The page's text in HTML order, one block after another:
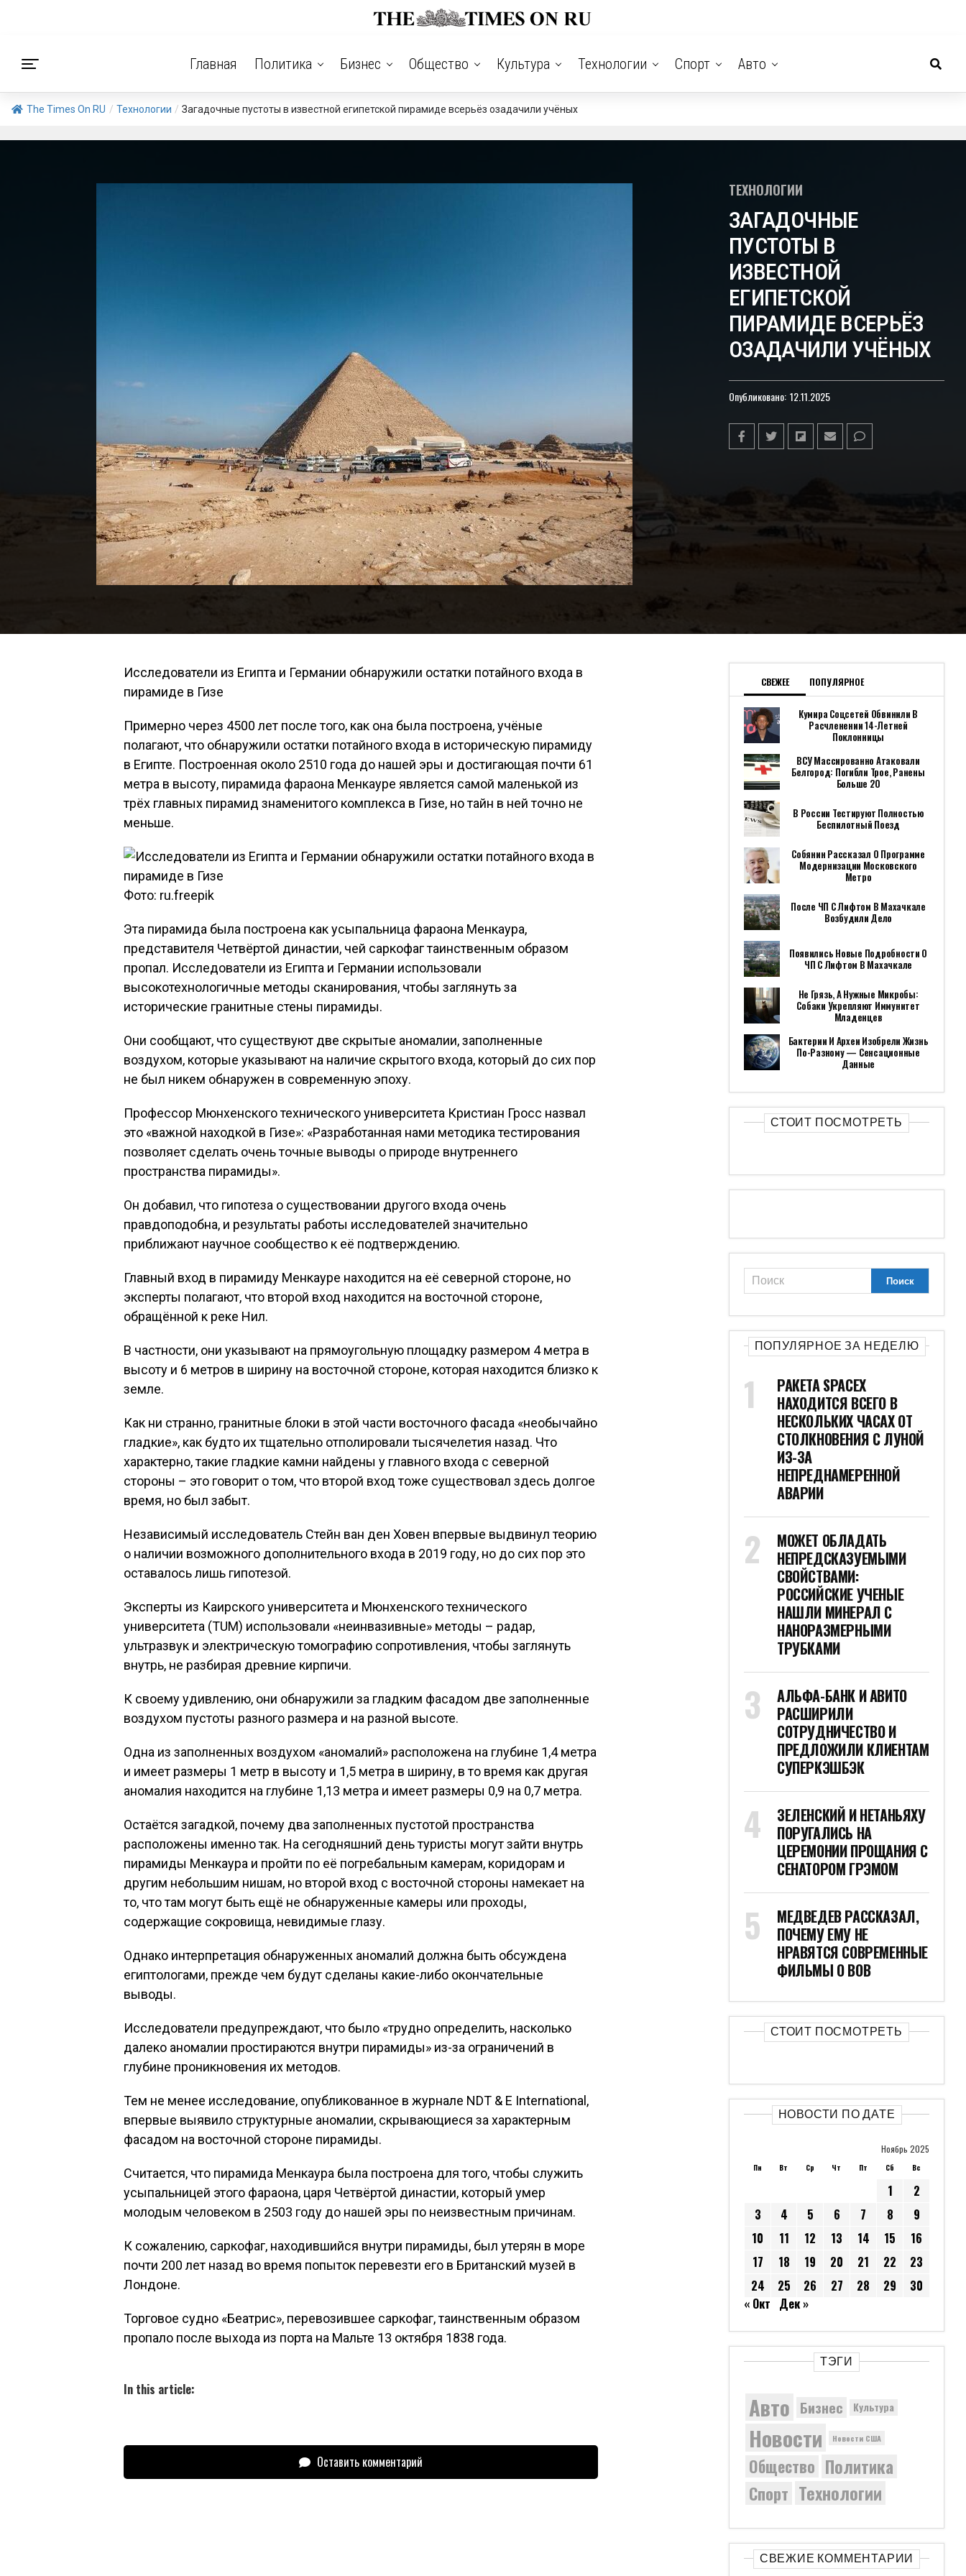
Главная Политика Бизнес Общество Культура Технологии Спорт Авто
The Times On RU / Технологии / Загадочные пустоты в известной египетской пирамиде всерьёз озадачили учёных
ТЕХНОЛОГИИ
ЗАГАДОЧНЫЕ
ПУСТОТЫ В
ИЗВЕСТНОЙ
ЕГИПЕТСКОЙ
ПИРАМИДЕ ВСЕРЬЁЗ
ОЗАДАЧИЛИ УЧЁНЫХ
Опубликовано: 12.11.2025
Исследователи из Египта и Германии обнаружили остатки потайного входа в
пирамиде в Гизе
Примерно через 4500 лет после того, как она была построена, учёные
полагают, что обнаружили остатки потайного входа в историческую пирамиду
в Египте. Построенная около 2510 года до нашей эры и достигающая почти 61
метра в высоту, пирамида фараона Менкауре является самой маленькой из
трёх главных пирамид знаменитого комплекса в Гизе, но тайн в ней точно не
меньше.
Фото: ru.freepik
Эта пирамида была построена как усыпальница фараона Менкаура,
представителя Четвёртой династии, чей саркофаг таинственным образом
пропал. Исследователи из Египта и Германии использовали
высокотехнологичные методы сканирования, чтобы заглянуть за
исторические гранитные стены пирамиды.
Они сообщают, что существуют две скрытые аномалии, заполненные
воздухом, которые указывают на наличие скрытого входа, который до сих пор
не был никем обнаружен в современную эпоху.
Профессор Мюнхенского технического университета Кристиан Гросс назвал
это «важной находкой в Гизе»: «Разработанная нами методика тестирования
позволяет сделать очень точные выводы о природе внутреннего
пространства пирамиды».
Он добавил, что гипотеза о существовании другого входа очень
правдоподобна, и результаты работы исследователей значительно
приближают научное сообщество к её подтверждению.
Главный вход в пирамиду Менкауре находится на её северной стороне, но
эксперты полагают, что второй вход находится на восточной стороне,
обращённой к реке Нил.
В частности, они указывают на прямоугольную площадку размером 4 метра в
высоту и 6 метров в ширину на восточной стороне, которая находится близко к
земле.
Как ни странно, гранитные блоки в этой части восточного фасада «необычайно
гладкие», как будто их тщательно отполировали тысячелетия назад. Что
характерно, такие гладкие камни найдены у главного входа с северной
стороны – это говорит о том, что второй вход тоже существовал здесь долгое
время, но был забыт.
Независимый исследователь Стейн ван ден Ховен впервые выдвинул теорию
о наличии возможного дополнительного входа в 2019 году, но до сих пор это
оставалось лишь гипотезой.
Эксперты из Каирского университета и Мюнхенского технического
университета (TUM) использовали «неинвазивные» методы – радар,
ультразвук и электрическую томографию сопротивления, чтобы заглянуть
внутрь, не разбирая древние кирпичи.
К своему удивлению, они обнаружили за гладким фасадом две заполненные
воздухом пустоты разного размера и на разной высоте.
Одна из заполненных воздухом «аномалий» расположена на глубине 1,4 метра
и имеет размеры 1 метр в высоту и 1,5 метра в ширину, в то время как другая
аномалия находится на глубине 1,13 метра и имеет размеры 0,9 на 0,7 метра.
Остаётся загадкой, почему два заполненных пустотой пространства
расположены именно так. На сегодняшний день туристы могут зайти внутрь
пирамиды Менкаура и пройти по её погребальным камерам, коридорам и
другим небольшим нишам, но второй вход с восточной стороны намекает на
то, что там могут быть ещё не обнаруженные камеры или проходы,
содержащие сокровища, невидимые глазу.
Однако интерпретация обнаруженных аномалий должна быть обсуждена
египтологами, прежде чем будут сделаны какие-либо окончательные
выводы.
Исследователи предупреждают, что было «трудно определить, насколько
далеко аномалии простираются внутри пирамиды» из-за ограничений в
глубине проникновения их методов.
Тем не менее исследование, опубликованное в журнале NDT & E International,
впервые выявило структурные аномалии, скрывающиеся за характерным
фасадом на восточной стороне пирамиды.
Считается, что пирамида Менкаура была построена для того, чтобы служить
усыпальницей этого фараона, царя Четвёртой династии, который умер
молодым человеком в 2503 году до нашей эры по неизвестным причинам.
К сожалению, саркофаг, находившийся внутри пирамиды, был утерян в море
почти 200 лет назад во время попыток перевезти его в Британский музей в
Лондоне.
Торговое судно «Беатрис», перевозившее саркофаг, таинственным образом
пропало после выхода из порта на Мальте 13 октября 1838 года.
In this article:
Оставить комментарий
СВЕЖЕЕ ПОПУЛЯРНОЕ
Кумира Соцсетей Обвинили В
Расчленении 14-Летней
Поклонницы
ВСУ Массированно Атаковали
Белгород: Погибли Трое, Ранены
Больше 20
В России Тестируют Полностью
Беспилотный Поезд
Собянин Рассказал О Программе
Модернизации Московского
Метро
После ЧП С Лифтом В Махачкале
Возбудили Дело
Появились Новые Подробности О
ЧП С Лифтом В Махачкале
Не Грязь, А Нужные Микробы:
Собаки Укрепляют Иммунитет
Младенцев
Бактерии И Археи Изобрели Жизнь
По-Разному — Сенсационные
Данные
СТОИТ ПОСМОТРЕТЬ
ПОПУЛЯРНОЕ ЗА НЕДЕЛЮ
РАКЕТА SPACEX
НАХОДИТСЯ ВСЕГО В
НЕСКОЛЬКИХ ЧАСАХ ОТ
СТОЛКНОВЕНИЯ С ЛУНОЙ
ИЗ-ЗА
НЕПРЕДНАМЕРЕННОЙ
АВАРИИ
МОЖЕТ ОБЛАДАТЬ
НЕПРЕДСКАЗУЕМЫМИ
СВОЙСТВАМИ:
РОССИЙСКИЕ УЧЕНЫЕ
НАШЛИ МИНЕРАЛ С
НАНОРАЗМЕРНЫМИ
ТРУБКАМИ
АЛЬФА-БАНК И АВИТО
РАСШИРИЛИ
СОТРУДНИЧЕСТВО И
ПРЕДЛОЖИЛИ КЛИЕНТАМ
СУПЕРКЭШБЭК
ЗЕЛЕНСКИЙ И НЕТАНЬЯХУ
ПОРУГАЛИСЬ НА
ЦЕРЕМОНИИ ПРОЩАНИЯ С
СЕНАТОРОМ ГРЭМОМ
МЕДВЕДЕВ РАССКАЗАЛ,
ПОЧЕМУ ЕМУ НЕ
НРАВЯТСЯ СОВРЕМЕННЫЕ
ФИЛЬМЫ О ВОВ
СТОИТ ПОСМОТРЕТЬ
НОВОСТИ ПО ДАТЕ
Ноябрь 2025
Пн Вт Ср Чт Пт Сб Вс
1
2
3
4 5 6 7 8
9
10
11 12 13 14 15
16
17
18 19 20 21 22
23
24
25 26 27 28 29
30
« Окт Дек »
ТЭГИ
Авто Бизнес Культура
Новости Новости США
Общество Политика
Спорт Технологии
СВЕЖИЕ КОММЕНТАРИИ